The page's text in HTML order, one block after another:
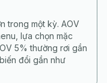
trong một kỳ. AOV
lựa chọn mặc
5% thường rơi gần
đổi gần như